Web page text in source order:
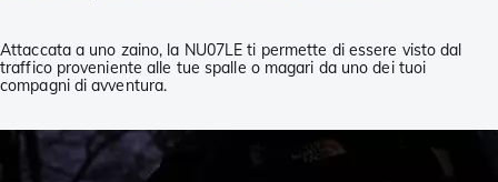
Attaccata a uno zaino, la NU07LE ti permette di essere visto dal
traffico proveniente alle tue spalle o magari da uno dei tuoi
compagni di avventura.